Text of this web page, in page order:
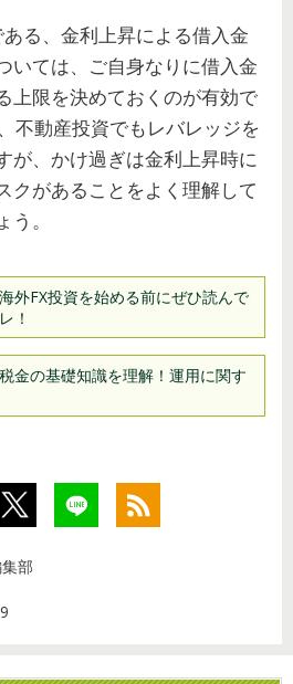
る、金利上昇による借入金
いては、ご自身なりに借入金
上限を決めておくのが有効で
不動産投資でもレバレッジを
が、かけ過ぎは金利上昇時に
クがあることをよく理解して
。
外FX投資を始める前にぜひ読んで
！
金の基礎知識を理解！運用に関す
部